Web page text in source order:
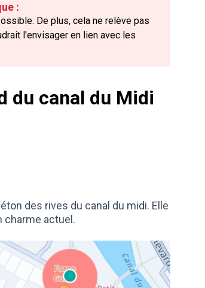
:
De plus, cela ne relève pas
l'envisager en lien avec les
du canal du Midi
des rives du canal du midi. Elle
charme actuel.